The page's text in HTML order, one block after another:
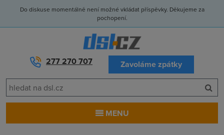
Do diskuse momentálně není možné vkládat příspěvky. Děkujeme za
pochopení.
277 270 707 Zavoláme zpátky
MENU